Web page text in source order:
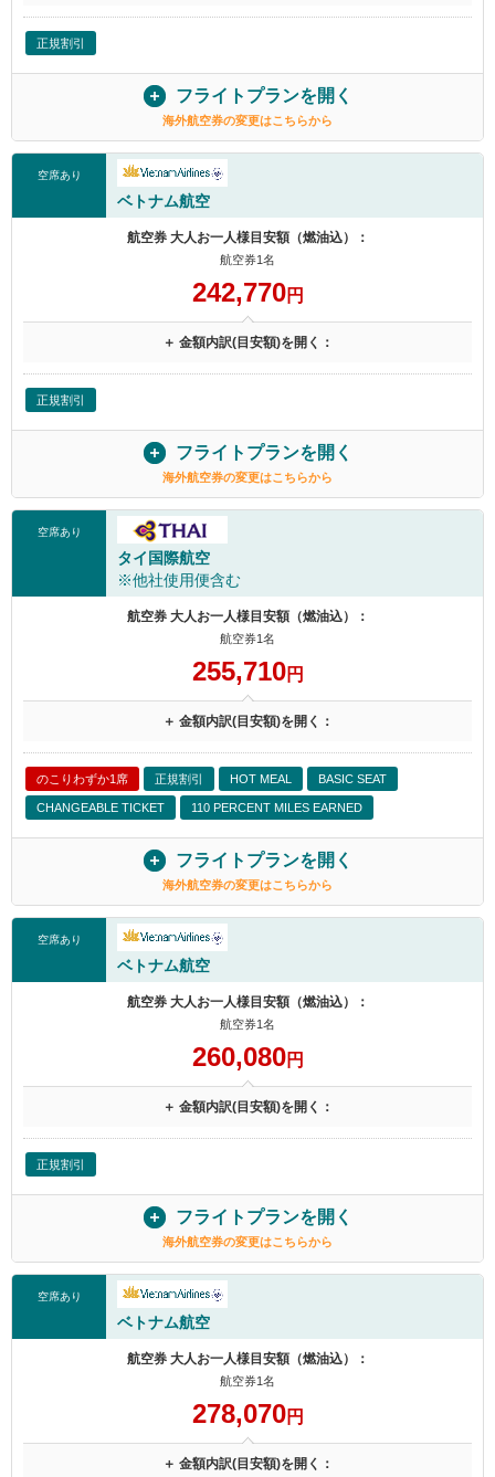
正規割引
フライトプランを開く
海外航空券の変更はこちらから
空席あり
ベトナム航空
航空券 大人お一人様目安額（燃油込）：
航空券1名
242,770円
＋ 金額内訳(目安額)を開く：
正規割引
フライトプランを開く
海外航空券の変更はこちらから
空席あり
タイ国際航空
※他社使用便含む
航空券 大人お一人様目安額（燃油込）：
航空券1名
255,710円
＋ 金額内訳(目安額)を開く：
のこりわずか1席 正規割引 HOT MEAL BASIC SEAT
CHANGEABLE TICKET 110 PERCENT MILES EARNED
フライトプランを開く
海外航空券の変更はこちらから
空席あり
ベトナム航空
航空券 大人お一人様目安額（燃油込）：
航空券1名
260,080円
＋ 金額内訳(目安額)を開く：
正規割引
フライトプランを開く
海外航空券の変更はこちらから
空席あり
ベトナム航空
航空券 大人お一人様目安額（燃油込）：
航空券1名
278,070円
＋ 金額内訳(目安額)を開く：